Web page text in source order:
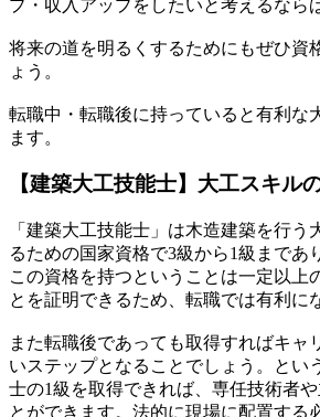
プ・収入アップをしたいと考えるなら
将来の道を明るくするためにもぜひ資
ょう。
転職中・転職後に持っていると有利な
ます。
【建築大工技能士】大工スキル
「建築大工技能士」は木造建築を行う
るための国家資格で3級から1級まであ
この資格を持つということは一定以上
とを証明できるため、転職では有利に
また転職後であっても取得すればキャ
いステップとなることでしょう。とい
士の1級を取得できれば、専任技術者
とができます。法的に現場に配置する